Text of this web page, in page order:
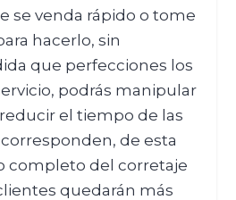
se venda rápido o tome
hacerlo, sin
que perfecciones los
podrás manipular
el tiempo de las
de esta
completo del corretaje
quedarán más